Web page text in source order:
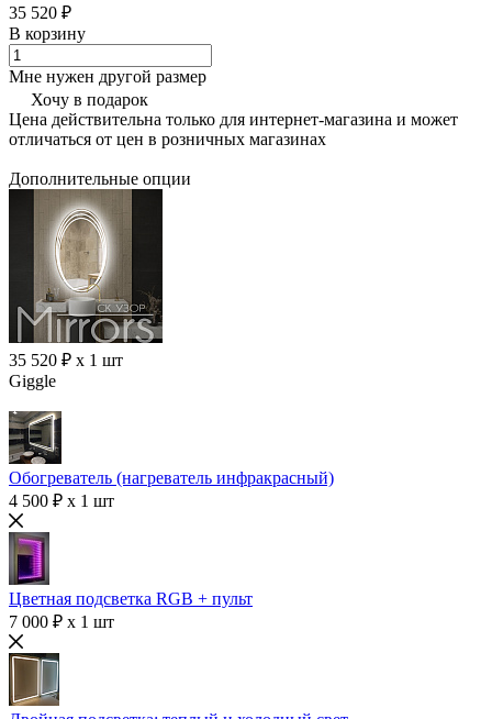
35 520 ₽
В корзину
Мне нужен другой размер
Хочу в подарок
Цена действительна только для интернет-магазина и может
отличаться от цен в розничных магазинах
Дополнительные опции
35 520 ₽ x 1 шт
Giggle
Обогреватель (нагреватель инфракрасный)
4 500 ₽ x 1 шт
Цветная подсветка RGB + пульт
7 000 ₽ x 1 шт